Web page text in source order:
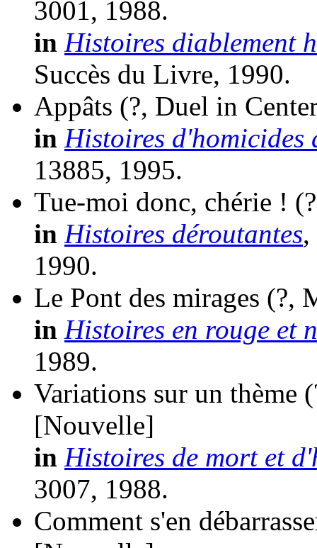
3001, 1988.
in Histoires diablement
Succès du Livre, 1990.
Appâts (?, Duel in
in Histoires d'homicides
13885, 1995.
Tue-moi donc, chérie !
in Histoires déroutantes,
1990.
Le Pont des mirages (?,
in Histoires en rouge et
1989.
Variations sur un thème
[Nouvelle]
in Histoires de mort et
3007, 1988.
Comment s'en